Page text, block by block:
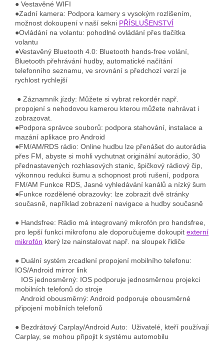
● Vestavěné WIFI
●Zadní kamera: Podpora kamery s vysokým rozlišením,
možnost dokoupení v naší sekni PŘÍSLUŠENSTVÍ
●Ovládání na volantu: pohodlné ovládání přes tlačítka
volantu
●Vestavěný Bluetooth 4.0: Bluetooth hands-free volání,
Bluetooth přehrávání hudby, automatické načítání
telefonního seznamu, ve srovnání s předchozí verzí je
rychlost rychlejší
● Záznamník jízdy: Můžete si vybrat rekordér např.
propojení s nehodovou kamerou kterou můžete nahrávat i
zobrazovat.
●Podpora správce souborů: podpora stahování, instalace a
mazání aplikace pro Android
●FM/AM/RDS rádio: Online hudbu lze přenášet do autorádia
přes FM, abyste si mohli vychutnat originální autorádio, 30
přednastavených rozhlasových stanic, špičkový rádiový čip,
výkonnou redukci šumu a schopnost proti rušení, podpora
FM/AM Funkce RDS, Jasné vyhledávání kanálů a nízký šum
●Funkce rozdělené obrazovky: lze zobrazit dvě stránky
současně, například zobrazení navigace a hudby současně
● Handsfree: Rádio má integrovaný mikrofón pro handsfree,
pro lepší funkci mikrofonu ale doporučujeme dokoupit externí
mikrofón který lze nainstalovat např. na sloupek řidiče
● Duální systém zrcadlení propojení mobilního telefonu:
IOS/Android mirror link
IOS jednosměrný: IOS podporuje jednosměrnou projekci
mobilních telefonů do stroje
Android obousměrný: Android podporuje obousměrné
připojení mobilních telefonů
● Bezdrátový Carplay/Android Auto: Uživatelé, kteří používají
Carplay, se mohou připojit k systému automobilu